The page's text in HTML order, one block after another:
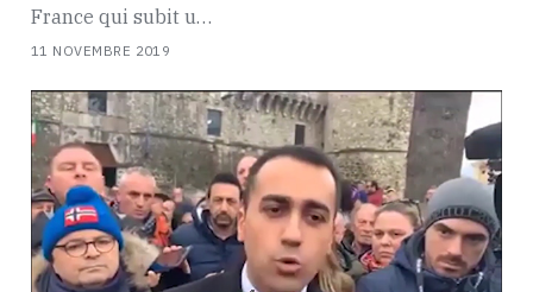
France qui subit u…
11 NOVEMBRE 2019